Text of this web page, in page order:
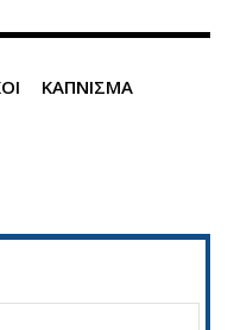
ΚΑΠΝΙΣΜΑ